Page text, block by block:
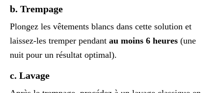
b. Trempage
Plongez les vêtements blancs dans cette solution et
laissez-les tremper pendant au moins 6 heures (une
nuit pour un résultat optimal).
c. Lavage